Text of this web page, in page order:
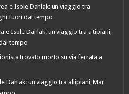
e Isole Dahlak: un viaggio tra
fuori dal tempo
e Isole Dahlak: un viaggio tra altipiani,
tempo
trovato morto su via ferrata a
Dahlak: un viaggio tra altipiani, Mar